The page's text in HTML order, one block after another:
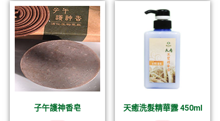
子午護神香皂 天癒洗髮精華露 450ml